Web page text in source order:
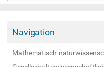
Navigation
Mathematisch-